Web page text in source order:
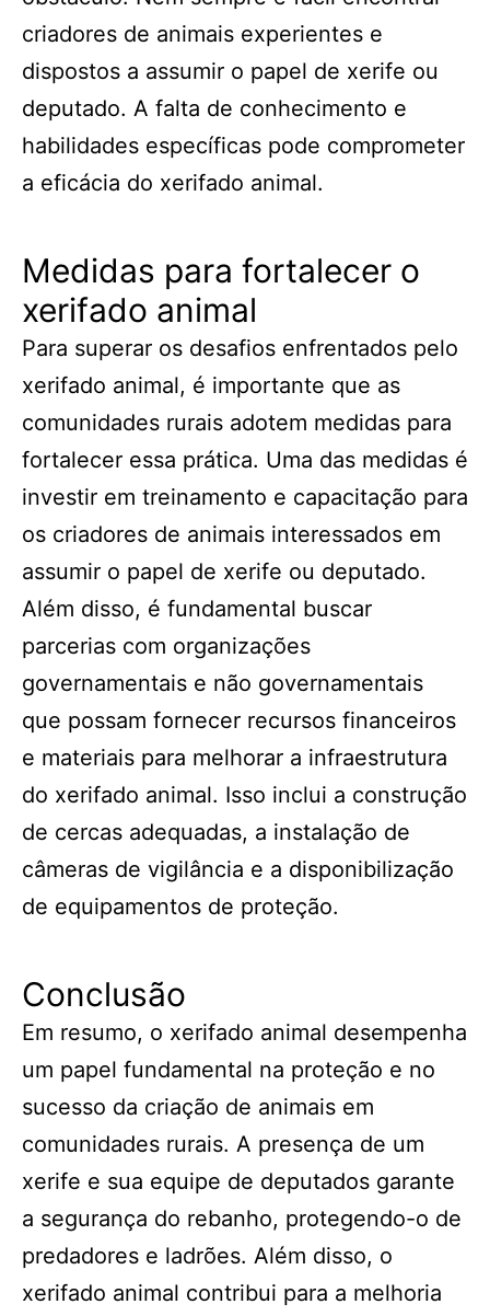
criadores de animais experientes e
dispostos a assumir o papel de xerife ou
deputado. A falta de conhecimento e
habilidades específicas pode comprometer
a eficácia do xerifado animal.
Medidas para fortalecer o
xerifado animal
Para superar os desafios enfrentados pelo
xerifado animal, é importante que as
comunidades rurais adotem medidas para
fortalecer essa prática. Uma das medidas é
investir em treinamento e capacitação para
os criadores de animais interessados em
assumir o papel de xerife ou deputado.
Além disso, é fundamental buscar
parcerias com organizações
governamentais e não governamentais
que possam fornecer recursos financeiros
e materiais para melhorar a infraestrutura
do xerifado animal. Isso inclui a construção
de cercas adequadas, a instalação de
câmeras de vigilância e a disponibilização
de equipamentos de proteção.
Conclusão
Em resumo, o xerifado animal desempenha
um papel fundamental na proteção e no
sucesso da criação de animais em
comunidades rurais. A presença de um
xerife e sua equipe de deputados garante
a segurança do rebanho, protegendo-o de
predadores e ladrões. Além disso, o
xerifado animal contribui para a melhoria